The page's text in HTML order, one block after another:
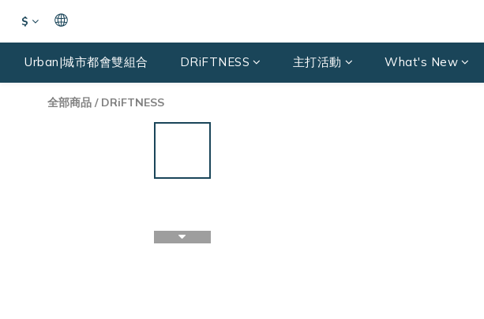
$
Urban|城市都會雙組合 DRiFTNESS 主打活動 What's New
全部商品 / DRiFTNESS